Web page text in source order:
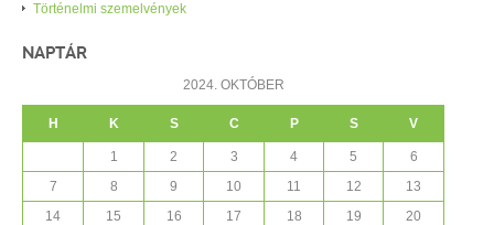
Történelmi szemelvények
NAPTÁR
2024. OKTÓBER
H K S C P S V
1 2 3 4 5
6
7
8 9 10 11 12
13
14
15 16 17 18 19 20